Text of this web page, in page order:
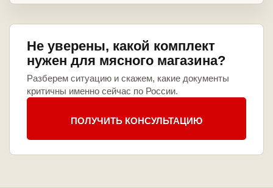
Не уверены, какой комплект
нужен для мясного магазина?
Разберем ситуацию и скажем, какие документы
критичны именно сейчас по России.
ПОЛУЧИТЬ КОНСУЛЬТАЦИЮ